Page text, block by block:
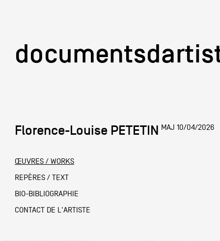
Équipe
Florence-Louise PETETIN MAJ 10/04/2026
ŒUVRES / WORKS
REPÈRES / TEXT
BIO-BIBLIOGRAPHIE
CONTACT DE L'ARTISTE